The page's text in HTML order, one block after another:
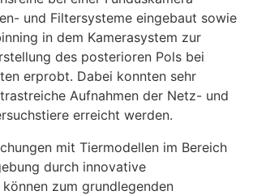
und Filtersysteme eingebaut sowie
in dem Kamerasystem zur
des posterioren Pols bei
erprobt. Dabei konnten sehr
Aufnahmen der Netz- und
erreicht werden.
mit Tiermodellen im Bereich
durch innovative
zum grundlegenden